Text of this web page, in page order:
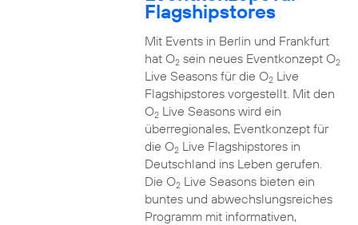
Flagshipstores
Mit Events in Berlin und Frankfurt
hat O2sein neues Eventkonzept O2
Live Seasons für die O2Live
Flagshipstores vorgestellt. Mit den
O2Live Seasons wird ein
überregionales, Eventkonzept für
die O2Live Flagshipstores in
Deutschland ins Leben gerufen.
Die O2Live Seasons bieten ein
buntes und abwechslungsreiches
Programm mit informativen,